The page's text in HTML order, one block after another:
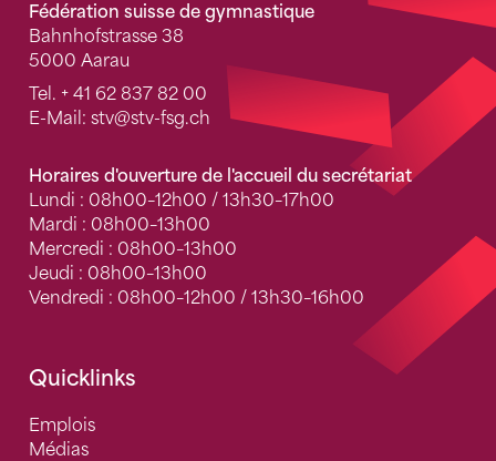
Fédération suisse de gymnastique
Bahnhofstrasse 38
5000 Aarau
Tel. + 41 62 837 82 00
E-Mail: stv@stv-fsg.ch
Horaires d'ouverture de l'accueil du secrétariat
Lundi : 08h00–12h00 / 13h30–17h00
Mardi : 08h00–13h00
Mercredi : 08h00–13h00
Jeudi : 08h00–13h00
Vendredi : 08h00–12h00 / 13h30–16h00
Quicklinks
Emplois
Médias